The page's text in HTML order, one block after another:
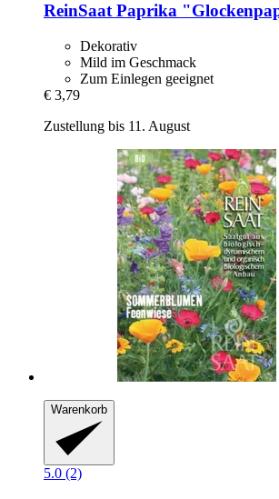
ReinSaat Paprika
Dekorativ
Mild im Geschmack
Zum Einlegen geeignet
€ 3,79
Zustellung bis 11. August
Warenkorb
5.0 (2)